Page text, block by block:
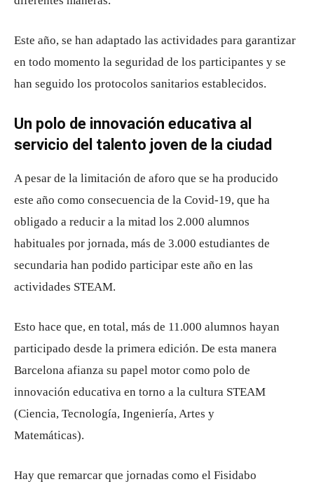
Este año, se han adaptado las actividades para garantizar
en todo momento la seguridad de los participantes y se
han seguido los protocolos sanitarios establecidos.
Un polo de innovación educativa al
servicio del talento joven de la ciudad
A pesar de la limitación de aforo que se ha producido
este año como consecuencia de la Covid-19, que ha
obligado a reducir a la mitad los 2.000 alumnos
habituales por jornada, más de 3.000 estudiantes de
secundaria han podido participar este año en las
actividades STEAM.
Esto hace que, en total, más de 11.000 alumnos hayan
participado desde la primera edición. De esta manera
Barcelona afianza su papel motor como polo de
innovación educativa en torno a la cultura STEAM
(Ciencia, Tecnología, Ingeniería, Artes y
Matemáticas).
Hay que remarcar que jornadas como el Fisidabo